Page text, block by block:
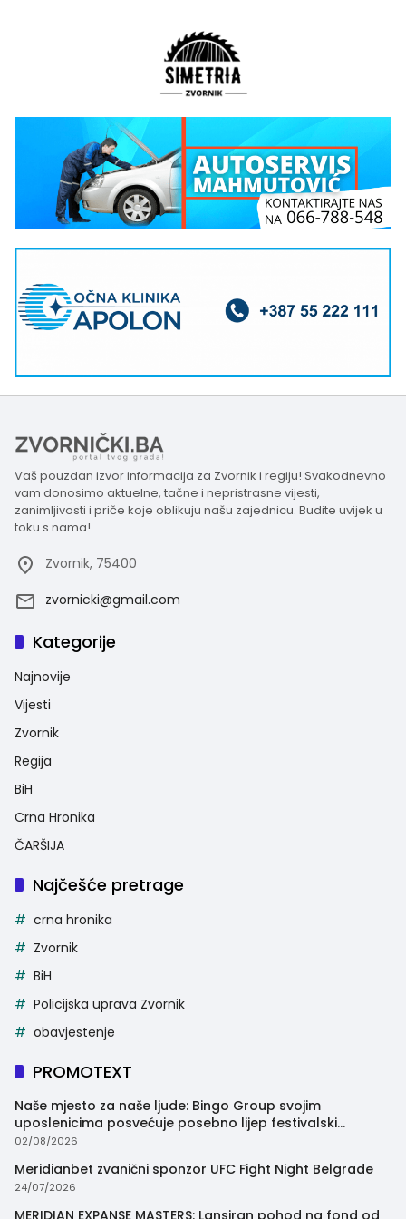
Vaš pouzdan izvor informacija za Zvornik i regiju! Svakodnevno
vam donosimo aktuelne, tačne i nepristrasne vijesti,
zanimljivosti i priče koje oblikuju našu zajednicu. Budite uvijek u
toku s nama!
Zvornik, 75400
zvornicki@gmail.com
Kategorije
Najnovije
Vijesti
Zvornik
Regija
BiH
Crna Hronika
ČARŠIJA
Najčešće pretrage
crna hronika
Zvornik
BiH
Policijska uprava Zvornik
obavjestenje
PROMOTEXT
Naše mjesto za naše ljude: Bingo Group svojim
uposlenicima posvećuje posebno lijep festivalski
trenutak
02/08/2026
Meridianbet zvanični sponzor UFC Fight Night Belgrade
24/07/2026
MERIDIAN EXPANSE MASTERS: Lansiran pohod na fond od